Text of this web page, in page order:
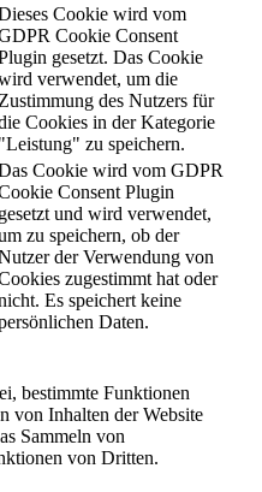
Cookie wird vom
Cookie Consent
gesetzt. Das Cookie
verwendet, um die
des Nutzers für
Cookies in der Kategorie
"Leistung" zu speichern.
Cookie wird vom GDPR
Consent Plugin
gesetzt und wird verwendet,
zu speichern, ob der
der Verwendung von
zugestimmt hat oder
Es speichert keine
Daten.
bestimmte Funktionen
von Inhalten der Website
Sammeln von
von Dritten.